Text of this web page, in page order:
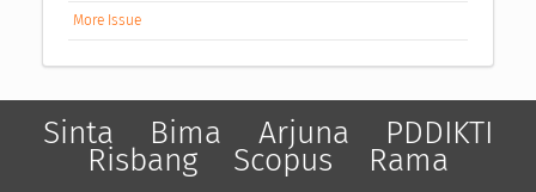
More Issue
Sinta Bima Arjuna PDDIKTI
Risbang Scopus Rama